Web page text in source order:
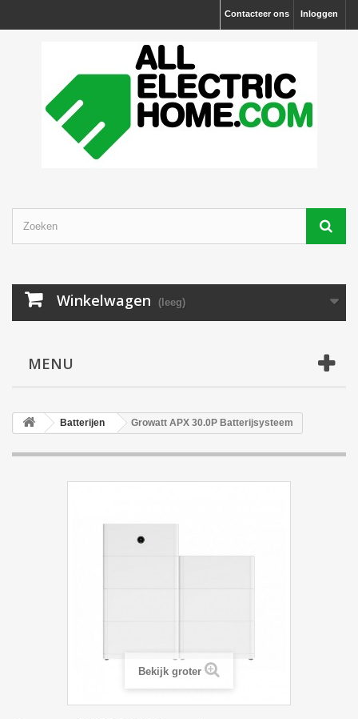
Inloggen
Contacteer ons
Winkelwagen (leeg)
MENU
Batterijen Growatt APX 30.0P Batterijsysteem
Bekijk groter